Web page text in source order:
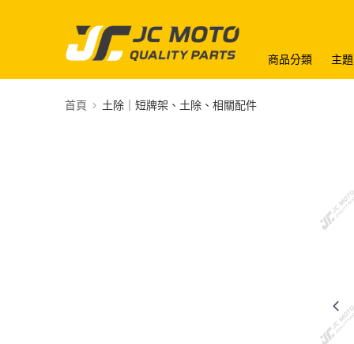
商品分類 主
首頁 土除｜短牌架、土除、相關配件